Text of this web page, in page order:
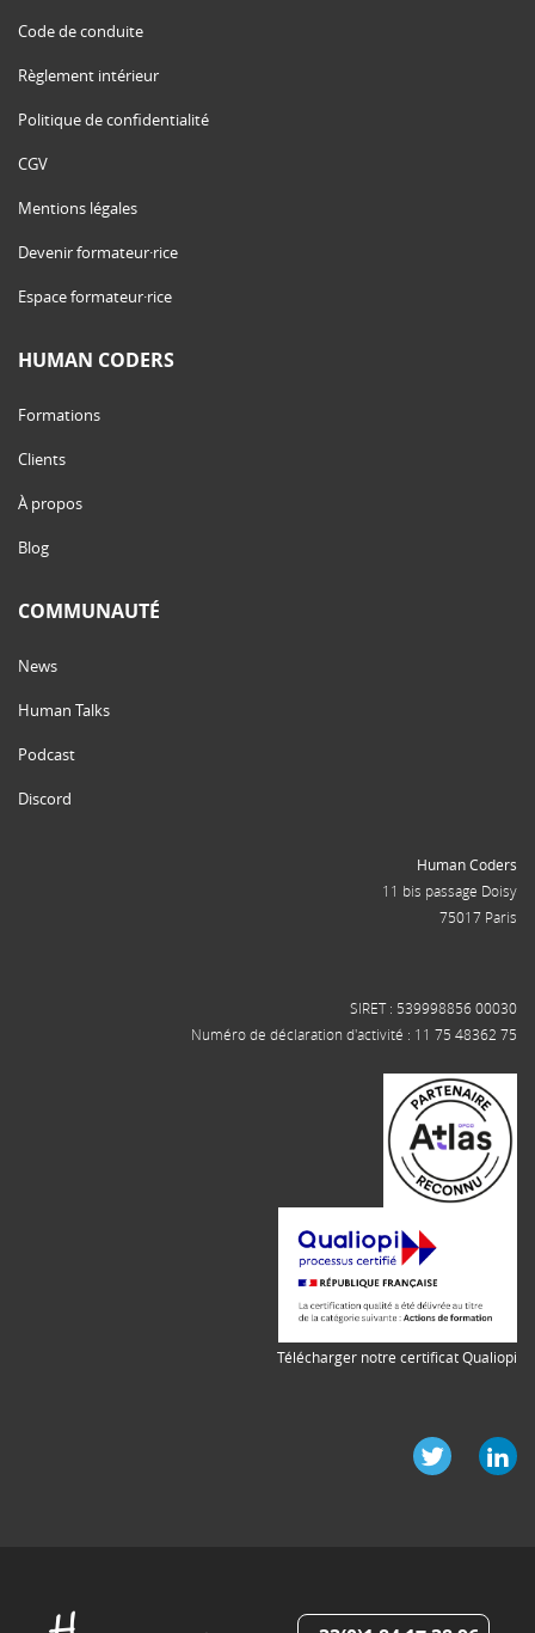
Code de conduite
Règlement intérieur
Politique de confidentialité
CGV
Mentions légales
Devenir formateur·rice
Espace formateur·rice
HUMAN CODERS
Formations
Clients
À propos
Blog
COMMUNAUTÉ
News
Human Talks
Podcast
Discord
Human Coders
11 bis passage Doisy
75017 Paris
SIRET : 539998856 00030
Numéro de déclaration d'activité : 11 75 48362 75
Télécharger notre certificat Qualiopi